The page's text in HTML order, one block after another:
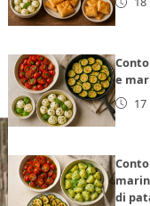
e
di